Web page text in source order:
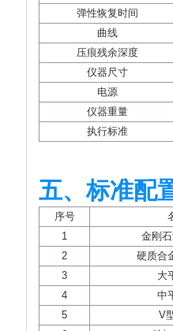
弹性恢复时间
曲线
压痕残余深度
仪器尺寸
电源
仪器重量
执行标准
五、标准配
序号
1
金刚
2
硬质合
3
大
4
中
5
V